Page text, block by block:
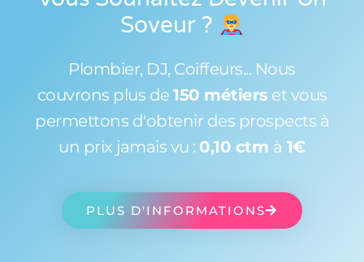
Soveur ?
Plombier, DJ, Coiffeurs... Nous
couvrons plus de 150 métiers et vous
permettons d'obtenir des prospects à
un prix jamais vu : 0,10 ctm à 1€
PLUS D'INFORMATIONS